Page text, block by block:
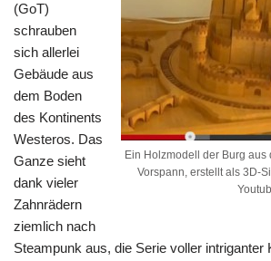
Ein Holzmodell der Burg aus
Vorspann, erstellt als 3D-
(GoT)
schrauben
sich allerlei
Gebäude aus
dem Boden
des Kontinents
Westeros. Das
Ganze sieht
dank vieler
Zahnrädern
ziemlich nach
Steampunk aus, die Serie voller intriganter